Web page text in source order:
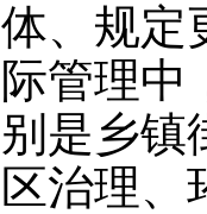
体、规定
际管理中
别是乡镇
区治理、